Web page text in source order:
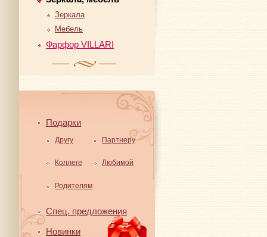
Зеркала
Мебель
Фарфор VILLARI
Подарки
Другу Партнеру
Коллеге Любимой
Родителям
Спец. предложения
Новинки